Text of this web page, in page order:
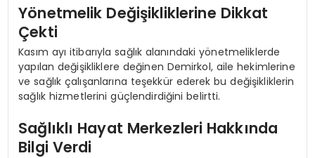
Yönetmelik Değişikliklerine Dikkat
Çekti
Kasım ayı itibarıyla sağlık alanındaki yönetmeliklerde
yapılan değişikliklere değinen Demirkol, aile hekimlerine
ve sağlık çalışanlarına teşekkür ederek bu değişikliklerin
sağlık hizmetlerini güçlendirdiğini belirtti.
Sağlıklı Hayat Merkezleri Hakkında
Bilgi Verdi